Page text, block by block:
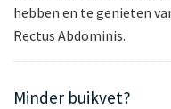
hebben en te genieten
Rectus Abdominis.
Minder buikvet?